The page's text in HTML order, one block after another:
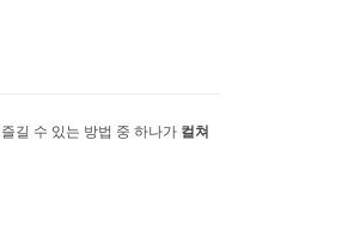
길 수 있는 방법 중 하나가 컬쳐